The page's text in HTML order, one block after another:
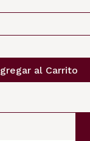
al Carrito